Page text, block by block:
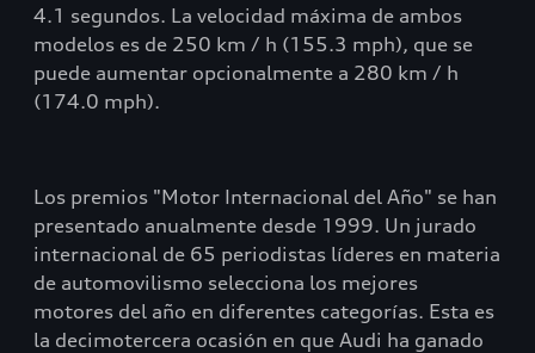
4.1 segundos. La velocidad máxima de ambos
modelos es de 250 km / h (155.3 mph), que se
puede aumentar opcionalmente a 280 km / h
(174.0 mph).
Los premios "Motor Internacional del Año" se han
presentado anualmente desde 1999. Un jurado
internacional de 65 periodistas líderes en materia
de automovilismo selecciona los mejores
motores del año en diferentes categorías. Esta es
la decimotercera ocasión en que Audi ha ganado